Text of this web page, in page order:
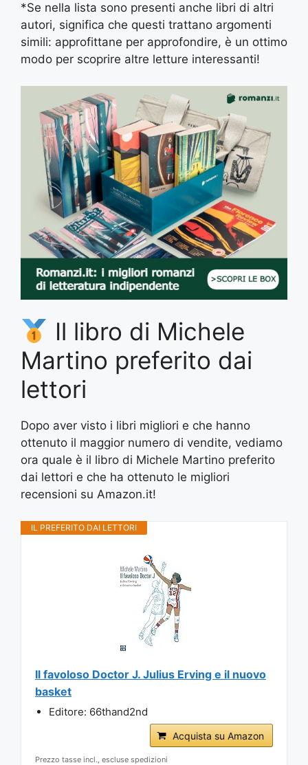
*Se nella lista sono presenti anche libri di altri
autori, significa che questi trattano argomenti
simili: approfittane per approfondire, è un ottimo
modo per scoprire altre letture interessanti!
Il libro di Michele
Martino preferito dai
lettori
Dopo aver visto i libri migliori e che hanno
ottenuto il maggior numero di vendite, vediamo
ora quale è il libro di Michele Martino preferito
dai lettori e che ha ottenuto le migliori
recensioni su Amazon.it!
IL PREFERITO DAI LETTORI
Il favoloso Doctor J. Julius Erving e il nuovo
basket
Editore: 66thand2nd
Acquista su Amazon
Prezzo tasse incl., escluse spedizioni